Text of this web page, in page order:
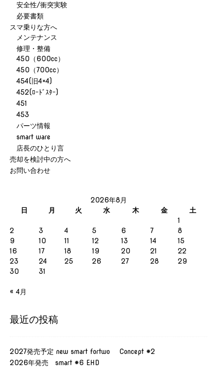
安全性/衝突実験
必要書類
スマ乗りな方へ
メンテナンス
修理・整備
450（600cc）
450（700cc）
454(旧4×4)
452(ﾛｰﾄﾞｽﾀｰ)
451
453
パーツ情報
smart ware
店長のひとり言
売却を検討中の方へ
お問い合わせ
2026年8月
日
月 火 水 木 金
土
1
2
3 4 5 6 7
8
9
10 11 12 13 14
15
16
17 18 19 20 21
22
23
24 25 26 27 28
29
30
31
« 4月
最近の投稿
2027発売予定 new smart fortwo Concept #2
2026年発売 smart #6 EHD